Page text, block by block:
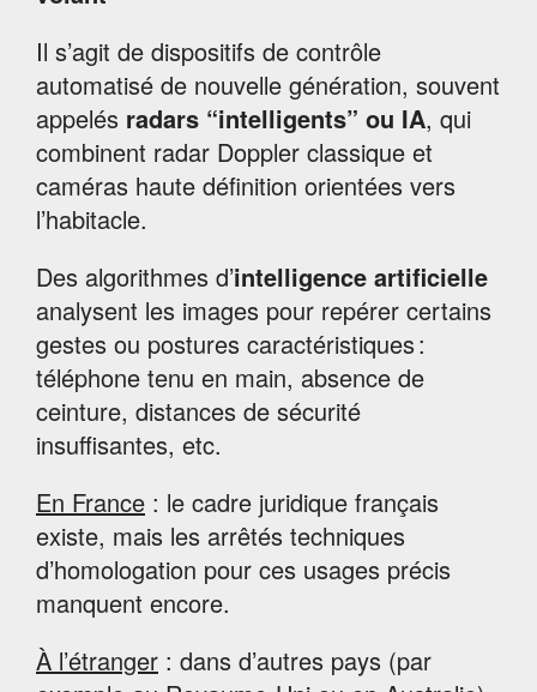
Il s’agit de dispositifs de contrôle
automatisé de nouvelle génération, souvent
appelés radars “intelligents” ou IA, qui
combinent radar Doppler classique et
caméras haute définition orientées vers
l’habitacle.
Des algorithmes d’intelligence artificielle
analysent les images pour repérer certains
gestes ou postures caractéristiques :
téléphone tenu en main, absence de
ceinture, distances de sécurité
insuffisantes, etc.
En France : le cadre juridique français
existe, mais les arrêtés techniques
d’homologation pour ces usages précis
manquent encore.
À l’étranger : dans d’autres pays (par